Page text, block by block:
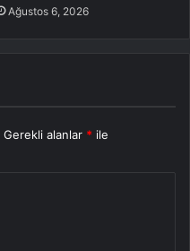
Ağustos 6, 2026
Gerekli alanlar * ile